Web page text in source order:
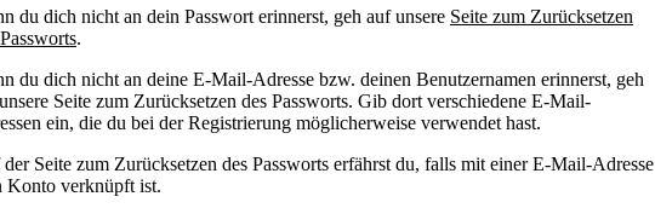
du dich nicht an dein Passwort erinnerst, geh auf unsere Seite zum Zurücksetzen
.
du dich nicht an deine E-Mail-Adresse bzw. deinen Benutzernamen erinnerst, geh
Seite zum Zurücksetzen des Passworts. Gib dort verschiedene E-Mail-
ein, die du bei der Registrierung möglicherweise verwendet hast.
Seite zum Zurücksetzen des Passworts erfährst du, falls mit einer E-Mail-Adresse
Konto verknüpft ist.